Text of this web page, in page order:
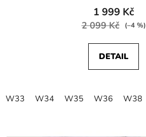
1 999 Kč
2 099 Kč (–4 %)
DETAIL
W33 W34 W35 W36 W38